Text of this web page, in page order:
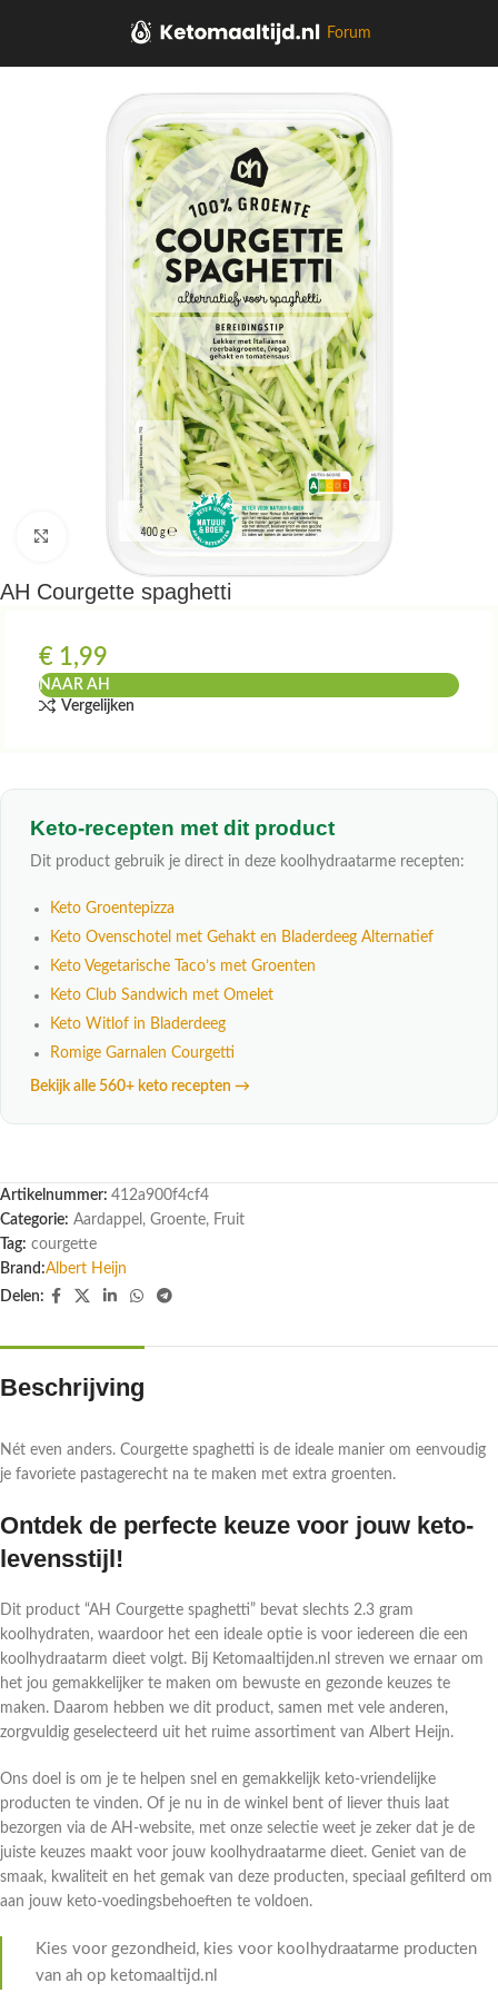
Forum
Klik om te vergroten
AH Courgette spaghetti
€ 1,99
NAAR AH
Vergelijken
Keto-recepten met dit product
Dit product gebruik je direct in deze koolhydraatarme recepten:
Keto Groentepizza
Keto Ovenschotel met Gehakt en Bladerdeeg Alternatief
Keto Vegetarische Taco’s met Groenten
Keto Club Sandwich met Omelet
Keto Witlof in Bladerdeeg
Romige Garnalen Courgetti
Bekijk alle 560+ keto recepten →
Artikelnummer: 412a900f4cf4
Categorie: Aardappel, Groente, Fruit
Tag: courgette
Brand:Albert Heijn
Delen:
Beschrijving
Nét even anders. Courgette spaghetti is de ideale manier om eenvoudig
je favoriete pastagerecht na te maken met extra groenten.
Ontdek de perfecte keuze voor jouw keto-
levensstijl!
Dit product “AH Courgette spaghetti” bevat slechts 2.3 gram
koolhydraten, waardoor het een ideale optie is voor iedereen die een
koolhydraatarm dieet volgt. Bij Ketomaaltijden.nl streven we ernaar om
het jou gemakkelijker te maken om bewuste en gezonde keuzes te
maken. Daarom hebben we dit product, samen met vele anderen,
zorgvuldig geselecteerd uit het ruime assortiment van Albert Heijn.
Ons doel is om je te helpen snel en gemakkelijk keto-vriendelijke
producten te vinden. Of je nu in de winkel bent of liever thuis laat
bezorgen via de AH-website, met onze selectie weet je zeker dat je de
juiste keuzes maakt voor jouw koolhydraatarme dieet. Geniet van de
smaak, kwaliteit en het gemak van deze producten, speciaal gefilterd om
aan jouw keto-voedingsbehoeften te voldoen.
Kies voor gezondheid, kies voor koolhydraatarme producten
van ah op ketomaaltijd.nl